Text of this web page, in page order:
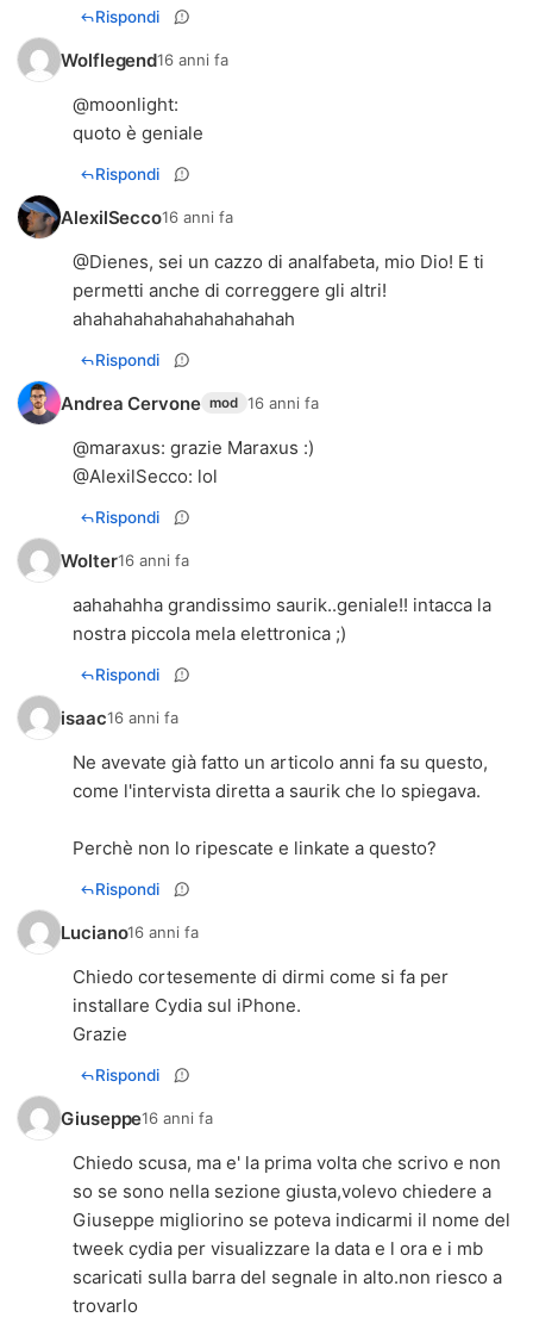
Rispondi
Wolflegend16 anni fa
@moonlight:
quoto è geniale
Rispondi
AlexilSecco16 anni fa
@Dienes, sei un cazzo di analfabeta, mio Dio! E ti
permetti anche di correggere gli altri!
ahahahahahahahahahahah
Rispondi
Andrea Cervone mod 16 anni fa
@maraxus: grazie Maraxus :)
@AlexilSecco: lol
Rispondi
Wolter16 anni fa
aahahahha grandissimo saurik..geniale!! intacca la
nostra piccola mela elettronica ;)
Rispondi
isaac16 anni fa
Ne avevate già fatto un articolo anni fa su questo,
come l'intervista diretta a saurik che lo spiegava.
Perchè non lo ripescate e linkate a questo?
Rispondi
Luciano16 anni fa
Chiedo cortesemente di dirmi come si fa per
installare Cydia sul iPhone.
Grazie
Rispondi
Giuseppe16 anni fa
Chiedo scusa, ma e' la prima volta che scrivo e non
so se sono nella sezione giusta,volevo chiedere a
Giuseppe migliorino se poteva indicarmi il nome del
tweek cydia per visualizzare la data e l ora e i mb
scaricati sulla barra del segnale in alto.non riesco a
trovarlo